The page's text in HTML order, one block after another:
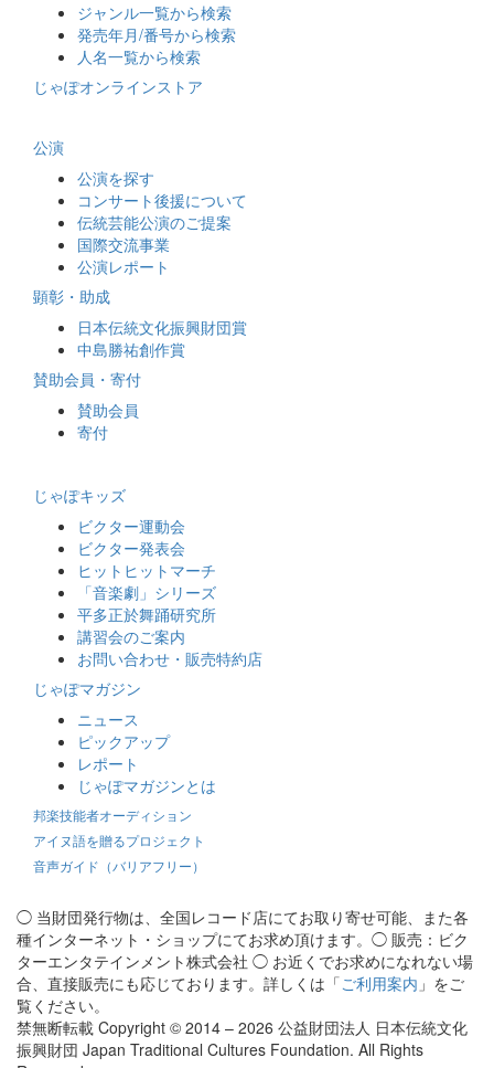
ジャンル一覧から検索
発売年月/番号から検索
人名一覧から検索
じゃぽオンラインストア
公演
公演を探す
コンサート後援について
伝統芸能公演のご提案
国際交流事業
公演レポート
顕彰・助成
日本伝統文化振興財団賞
中島勝祐創作賞
賛助会員・寄付
賛助会員
寄付
じゃぽキッズ
ビクター運動会
ビクター発表会
ヒットヒットマーチ
「音楽劇」シリーズ
平多正於舞踊研究所
講習会のご案内
お問い合わせ・販売特約店
じゃぽマガジン
ニュース
ピックアップ
レポート
じゃぽマガジンとは
邦楽技能者オーディション
アイヌ語を贈るプロジェクト
音声ガイド（バリアフリー）
◯ 当財団発行物は、全国レコード店にてお取り寄せ可能、また各
種インターネット・ショップにてお求め頂けます。◯ 販売：ビク
ターエンタテインメント株式会社 ◯ お近くでお求めになれない場
合、直接販売にも応じております。詳しくは「ご利用案内 」をご
覧ください。
禁無断転載 Copyright © 2014 – 2026 公益財団法人 日本伝統文化
振興財団 Japan Traditional Cultures Foundation. All Rights